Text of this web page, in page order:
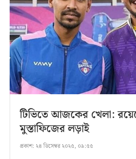
টিভিতে আজকের খেলা:
মুস্তাফিজের লড়াই
প্রকাশ: ২৪ ডিসেম্বর ২০২৫, ০৯:৫৫